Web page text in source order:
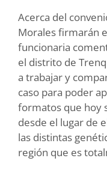
Acerca del
Morales firmarán
funcionaria
el distrito de
a trabajar y
caso para poder
formatos que hoy
desde el lugar de
las distintas
región que es